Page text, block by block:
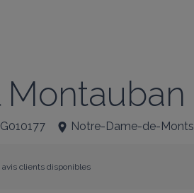
Montauban
Notre-Dame-de-Monts
avis clients disponibles